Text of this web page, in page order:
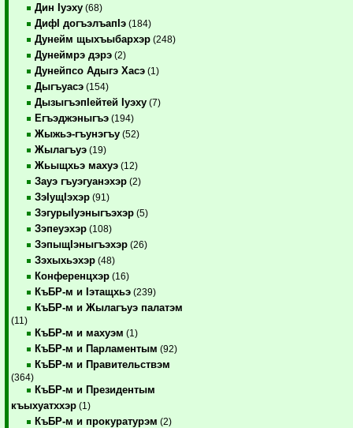
Дин Iуэху (68)
ДифI догъэлъапIэ (184)
Дунейм щыхъыбархэр (248)
Дунеймрэ дэрэ (2)
Дунейпсо Адыгэ Хасэ (1)
Дыгъуасэ (154)
ДызыгъэпIейтей Iуэху (7)
Егъэджэныгъэ (194)
Жыжьэ-гъунэгъу (52)
Жылагъуэ (19)
Жьыщхьэ махуэ (12)
Зауэ гъуэгуанэхэр (2)
ЗэIущIэхэр (91)
ЗэгурыIуэныгъэхэр (5)
Зэпеуэхэр (108)
ЗэпыщIэныгъэхэр (26)
Зэхыхьэхэр (48)
Конференцхэр (16)
КъБР-м и Iэтащхьэ (239)
КъБР-м и Жылагъуэ палатэм
(11)
КъБР-м и махуэм (1)
КъБР-м и Парламентым (92)
КъБР-м и Правительствэм
(364)
КъБР-м и Президентым
къыхуатххэр (1)
КъБР-м и прокуратурэм (2)